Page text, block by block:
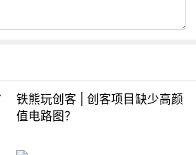
铁熊玩创客 | 创客项目缺少高颜
值电路图？